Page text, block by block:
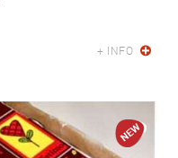
+ INFO